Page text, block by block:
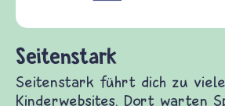
und Frieden, Streit und